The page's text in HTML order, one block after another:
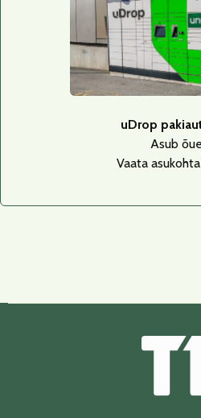
uDrop
Asub
Vaata asukohta